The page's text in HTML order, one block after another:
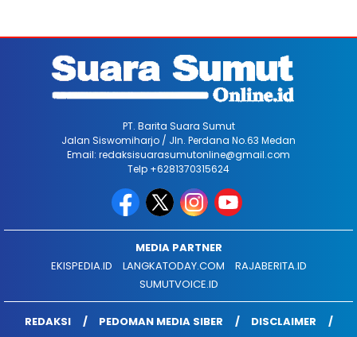
PT. Barita Suara Sumut
Jalan Siswomiharjo / Jln. Perdana No.63 Medan
Email: redaksisuarasumutonline@gmail.com
Telp +6281370315624
MEDIA PARTNER
EKISPEDIA.ID
LANGKATODAY.COM
RAJABERITA.ID
SUMUTVOICE.ID
REDAKSI PEDOMAN MEDIA SIBER DISCLAIMER